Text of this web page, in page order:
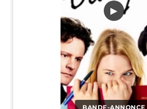
BANDE-ANNONCE
▶